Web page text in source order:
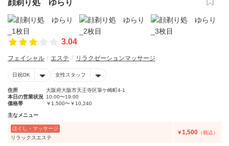
顔剃り処 ゆらり
3.04
フェイシャル エステ リラクゼーションマッサージ
日祝OK 女性スタッフ
住所
大阪府大阪市天王寺区筆ケ崎町4-1
本日の営業状況 10:00〜19:00
価格帯
￥1,500〜￥10,240
主なメニュー
ほぐし・マッサージ
リラックスエステ
￥1,500 （税込）